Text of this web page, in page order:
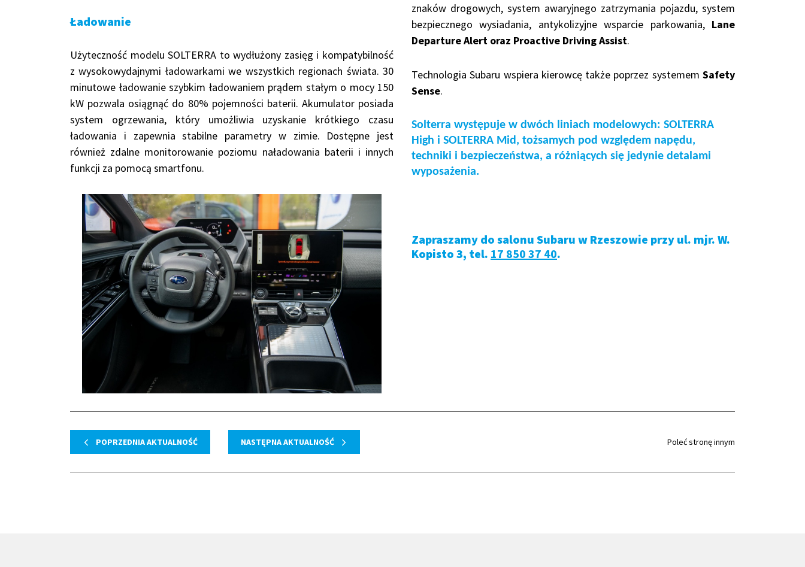
Ładowanie
Użyteczność modelu SOLTERRA to wydłużony zasięg i kompatybilność
z wysokowydajnymi ładowarkami we wszystkich regionach świata. 30
minutowe ładowanie szybkim ładowaniem prądem stałym o mocy 150
kW pozwala osiągnąć do 80% pojemności baterii. Akumulator posiada
system ogrzewania, który umożliwia uzyskanie krótkiego czasu
ładowania i zapewnia stabilne parametry w zimie. Dostępne jest
również zdalne monitorowanie poziomu naładowania baterii i innych
funkcji za pomocą smartfonu.
znaków drogowych, system awaryjnego zatrzymania pojazdu, system
bezpiecznego wysiadania, antykolizyjne wsparcie parkowania, Lane
Departure Alert oraz Proactive Driving Assist.
Technologia Subaru wspiera kierowcę także poprzez systemem Safety
Sense.
Solterra występuje w dwóch liniach modelowych: SOLTERRA
High i SOLTERRA Mid, tożsamych pod względem napędu,
techniki i bezpieczeństwa, a różniących się jedynie detalami
wyposażenia.
Zapraszamy do salonu Subaru w Rzeszowie przy ul. mjr. W.
Kopisto 3, tel. 17 850 37 40.
POPRZEDNIA AKTUALNOŚĆ NASTĘPNA AKTUALNOŚĆ Poleć stronę innym